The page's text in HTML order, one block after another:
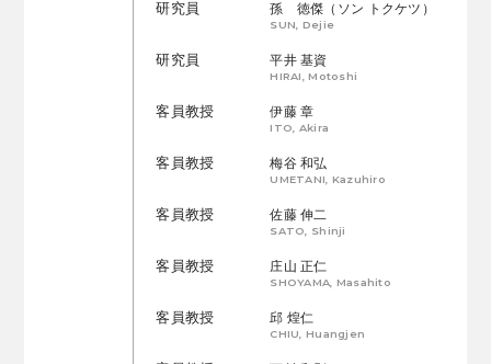
研究員 孫 徳傑（ソン トクケツ）
SUN, Dejie
研究員 平井 基資
HIRAI, Motoshi
客員教授 伊藤 章
ITO, Akira
客員教授 梅谷 和弘
UMETANI, Kazuhiro
客員教授 佐藤 伸二
SATO, Shinji
客員教授 庄山 正仁
SHOYAMA, Masahito
客員教授 邱 煌仁
CHIU, Huangjen